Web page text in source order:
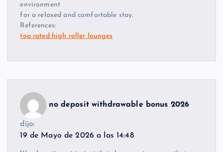
environment
for a relaxed and comfortable stay.
References:
top rated high roller lounges
no deposit withdrawable bonus 2026
dijo:
19 de Mayo de 2026 a las 14:48